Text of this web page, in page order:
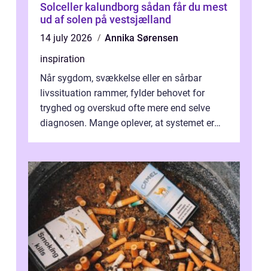
Solceller kalundborg sådan får du mest
ud af solen på vestsjælland
14 july 2026
Annika Sørensen
inspiration
Når sygdom, svækkelse eller en sårbar
livssituation rammer, fylder behovet for
tryghed og overskud ofte mere end selve
diagnosen. Mange oplever, at systemet er